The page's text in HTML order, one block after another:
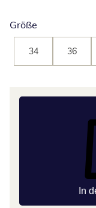
Größe
34 36
In